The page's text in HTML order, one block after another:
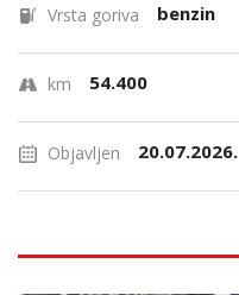
Vrsta goriva benzin
km 54.400
Objavljen 20.07.2026.